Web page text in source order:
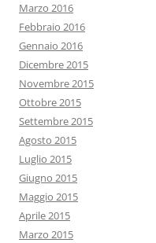
Marzo 2016
Febbraio 2016
Gennaio 2016
Dicembre 2015
Novembre 2015
Ottobre 2015
Settembre 2015
Agosto 2015
Luglio 2015
Giugno 2015
Maggio 2015
Aprile 2015
Marzo 2015